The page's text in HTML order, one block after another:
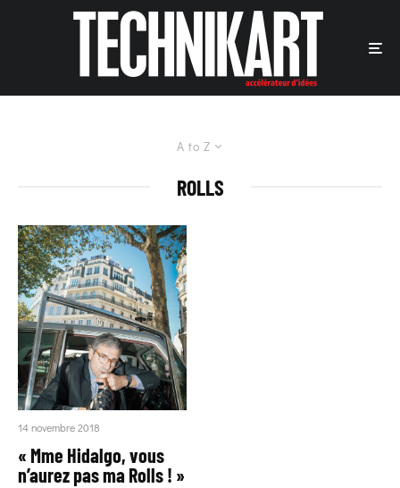
A to Z
ROLLS
14 novembre 2018
« Mme Hidalgo, vous
n’aurez pas ma Rolls ! »